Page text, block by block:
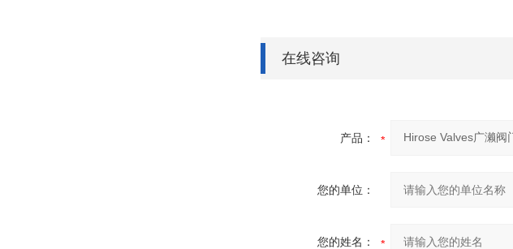
在线咨询
产品：
您的单位：
您的姓名：